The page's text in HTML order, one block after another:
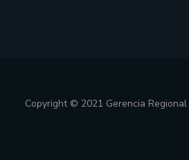
Copyright © 2021 Gerencia Regional